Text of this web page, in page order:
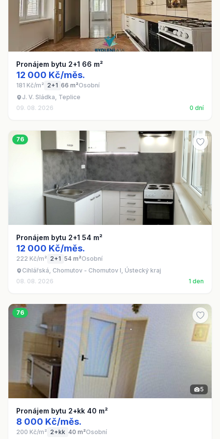
Pronájem bytu 2+1 66 m²
12 000 Kč/měs.
181 Kč/m² 2+1 66 m²Osobní
J. V. Sládka, Teplice
09. 08. 2026
0 dní
76
Pronájem bytu 2+1 54 m²
12 000 Kč/měs.
222 Kč/m² 2+1 54 m²Osobní
Cihlářská, Chomutov - Chomutov I, Ústecký kraj
08. 08. 2026
1 den
76
5
Pronájem bytu 2+kk 40 m²
8 000 Kč/měs.
200 Kč/m² 2+kk 40 m²Osobní